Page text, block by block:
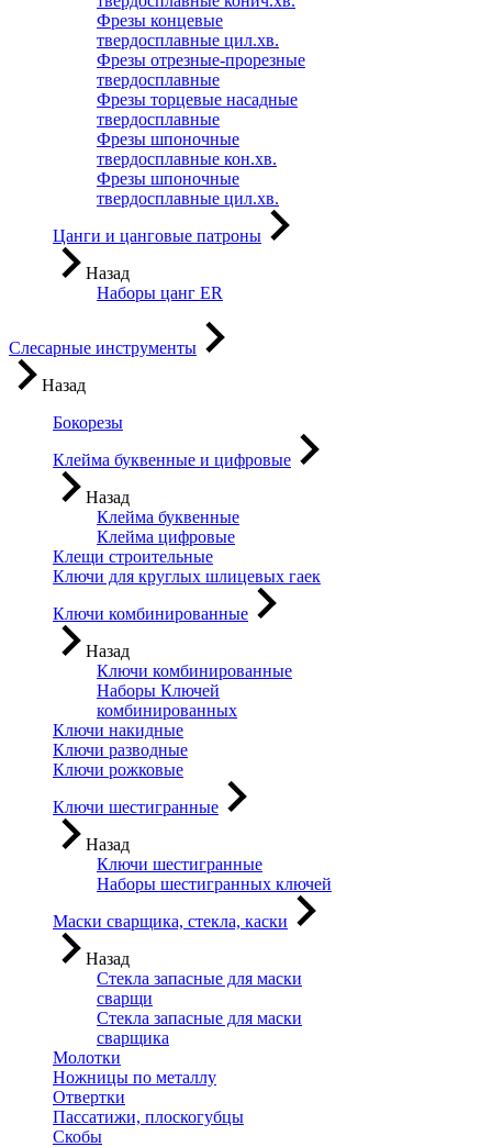
Фрезы концевые
твердосплавные цил.хв.
Фрезы отрезные-прорезные
твердосплавные
Фрезы торцевые насадные
твердосплавные
Фрезы шпоночные
твердосплавные кон.хв.
Фрезы шпоночные
твердосплавные цил.хв.
Цанги и цанговые патроны
Назад
Наборы цанг ER
Слесарные инструменты
Назад
Бокорезы
Клейма буквенные и цифровые
Назад
Клейма буквенные
Клейма цифровые
Клещи строительные
Ключи для круглых шлицевых гаек
Ключи комбинированные
Назад
Ключи комбинированные
Наборы Ключей
комбинированных
Ключи накидные
Ключи разводные
Ключи рожковые
Ключи шестигранные
Назад
Ключи шестигранные
Наборы шестигранных ключей
Маски сварщика, стекла, каски
Назад
Стекла запасные для маски
сварщи
Стекла запасные для маски
сварщика
Молотки
Ножницы по металлу
Отвертки
Пассатижи, плоскогубцы
Скобы